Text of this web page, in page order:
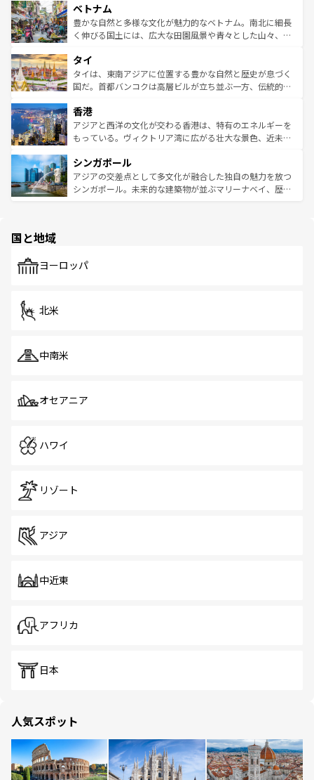
参照してほしい。
容にもいいと評判のスイーツなど、バラエティ豊かな料理
が味わえる。 なお、新着の台湾情報は コンテンツ一覧を参
照してほしい。
き、地方に足を延ばせば四季折々の自然美を楽しむことが
できる。そして、キムチや焼肉、絶品のストリートフード
まで、さまざまな韓国料理が待っている。夜には、韓国な
リティに包まれながら、韓国の多彩な魅力を心ゆくまで味
わってみてほしい。 なお、新着の韓国情報はコンテンツ一
覧を参照してほしい。
ベトナム
豊かな自然と多様な文化が魅力的なベトナム。南北に細長
く伸びる国土には、広大な田園風景や青々とした山々、世
急速な発展と共に伝統が息づく。ハノイの古い町並みやホ
ーチミン市のフランス統治時代の建物も、独特の雰囲気を
醸し出している。また、バラエティの豊かさとおいしさで
とつ。フォーやバインミー、ベトナムコーヒーなどは、ぜ
ひ現地で味わいたい。どの地域を訪れてもあたたかい人々
が旅行者を迎えてくれるので、きっと忘れられない旅にな
参照してほしい。
タイ
タイは、東南アジアに位置する豊かな自然と歴史が息づく
国だ。首都バンコクは高層ビルが立ち並ぶ一方、伝統的な
の活気が交差している。北部ではチェンマイなどの山岳地
帯で自然と触れ合い、南部ではプーケットやクラビの美し
いビーチでリゾート気分を楽しむことができる。タイ料理
激する。気候は一年中温暖で、どの季節にも異なる楽しみ
が待っている。親しみやすいタイの人々、仏教を中心とし
た文化、そして多様な観光資源が、訪れる旅人を魅了し続
香港
アジアと西洋の文化が交わる香港は、特有のエネルギーを
もっている。ヴィクトリア湾に広がる壮大な景色、近未来
み、どこを訪れても感動するはず。観光スポットが密集し
ており、効率よく見どころを回れるのも魅力。息をのむよ
うな絶景から文化的な体験まで、香港を存分に楽しみ尽く
シンガポール
アジアの交差点として多文化が融合した独自の魅力を放つ
シンガポール。未来的な建築物が並ぶマリーナベイ、歴史
で、ホーカーズは地元の風情を楽しめる外せないスポット
国と地域
ヨーロッパ
北米
中南米
オセアニア
ハワイ
リゾート
アジア
中近東
アフリカ
日本
人気スポット